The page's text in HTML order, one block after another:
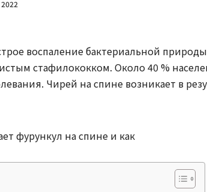
воспаление бактериальной
стафилококком. Около 40 %
Чирей на спине возникает в